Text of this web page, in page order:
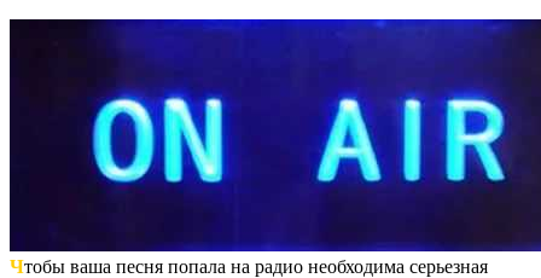
Чтобы ваша песня попала на радио необходима серьезная